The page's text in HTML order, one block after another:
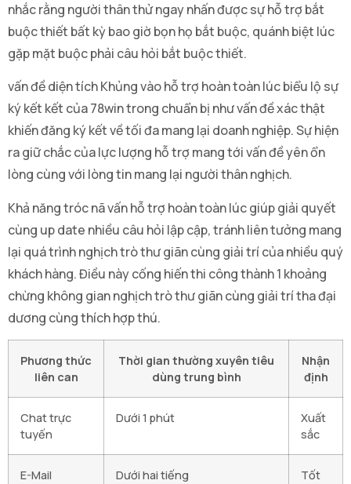
nhắc rằng người thân thử ngay nhấn được sự hỗ trợ bắt
buộc thiết bất kỳ bao giờ bọn họ bắt buộc, quánh biệt lúc
gặp mặt buộc phải câu hỏi bắt buộc thiết.
vấn đề diện tích Khủng vào hỗ trợ hoàn toàn lúc biểu lộ sự
ký kết kết của 78win trong chuẩn bị như vấn đề xác thật
khiến đăng ký kết về tối đa mang lại doanh nghiệp. Sự hiện
ra giữ chắc của lực lượng hỗ trợ mang tới vấn đề yên ổn
lòng cùng với lòng tin mang lại người thân nghịch.
Khả năng tróc nã vấn hỗ trợ hoàn toàn lúc giúp giải quyết
cùng up date nhiều câu hỏi lập cập, tránh liên tưởng mang
lại quá trình nghịch trò thư giãn cùng giải trí của nhiều quý
khách hàng. Điều này cống hiến thi công thành 1 khoảng
chừng không gian nghịch trò thư giãn cùng giải trí tha đại
dương cùng thích hợp thú.
Phương thức
liên can
Thời gian thường xuyên tiêu
dùng trung bình
Nhận
định
Chat trực
tuyến
Dưới 1 phút
Xuất
sắc
E-Mail Dưới hai tiếng Tốt